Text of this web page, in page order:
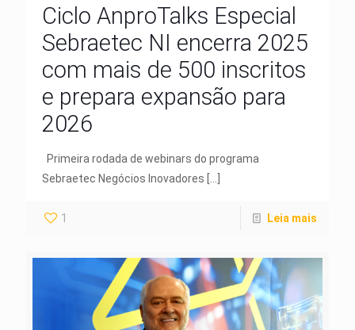
Ciclo AnproTalks Especial
Sebraetec NI encerra 2025
com mais de 500 inscritos
e prepara expansão para
2026
Primeira rodada de webinars do programa
Sebraetec Negócios Inovadores
1 Leia mais